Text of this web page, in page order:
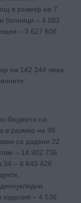
в размер на 7
болници – 4 082
– 3 627 608
на 142 244 лева
бюджета на
в размер на 98
са дадени 22
– 14 902 736
34 – 6 643 426
изделия – 4 536